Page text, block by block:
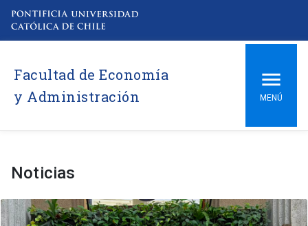
Facultad de Economía
y Administración
MENÚ
Noticias